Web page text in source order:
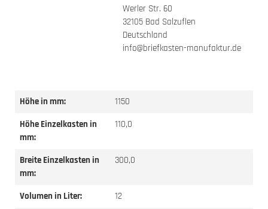
Werler Str. 60
32105 Bad Salzuflen
Deutschland
info@briefkasten-manufaktur.de
Höhe in mm:
1150
Höhe Einzelkasten in
mm:
110,0
Breite Einzelkasten in
mm:
300,0
Volumen in Liter:
12